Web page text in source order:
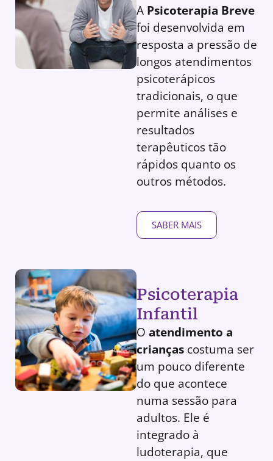
A Psicoterapia Breve
foi desenvolvida em
resposta a pressão de
longos atendimentos
psicoterápicos
tradicionais, o que
permite análises e
resultados
terapêuticos tão
rápidos quanto os
outros métodos.
SABER MAIS
Psicoterapia
Infantil
O atendimento a
crianças costuma ser
um pouco diferente
do que acontece
numa sessão para
adultos. Ele é
integrado à
ludoterapia, que